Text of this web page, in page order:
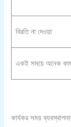
বিরতি না দেওয়া
একই সময়ে অনেক
কার্যকর সময়